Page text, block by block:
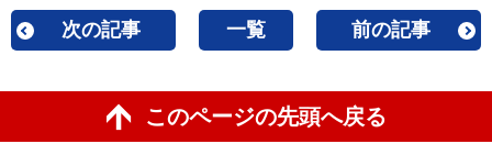
次の記事 一覧 前の記事
このページの先頭へ戻る